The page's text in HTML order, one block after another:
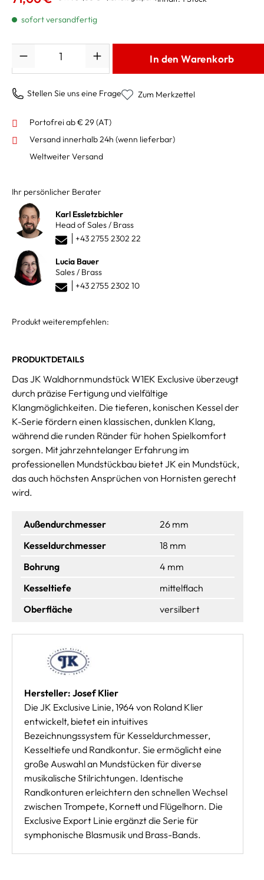
sofort versandfertig
In den Warenkorb
Stellen Sie uns eine Frage Zum Merkzettel
Portofrei ab € 29 (AT)
Versand innerhalb 24h (wenn lieferbar)
Weltweiter Versand
Ihr persönlicher Berater
Karl Essletzbichler
Head of Sales / Brass
+43 2755 2302 22
Lucia Bauer
Sales / Brass
+43 2755 2302 10
Produkt weiterempfehlen:
PRODUKTDETAILS
Das JK Waldhornmundstück W1EK Exclusive überzeugt
durch präzise Fertigung und vielfältige
Klangmöglichkeiten. Die tieferen, konischen Kessel der
K-Serie fördern einen klassischen, dunklen Klang,
während die runden Ränder für hohen Spielkomfort
sorgen. Mit jahrzehntelanger Erfahrung im
professionellen Mundstückbau bietet JK ein Mundstück,
das auch höchsten Ansprüchen von Hornisten gerecht
wird.
Außendurchmesser
26 mm
Kesseldurchmesser
18 mm
Bohrung
4 mm
Kesseltiefe
mittelflach
Oberfläche
versilbert
Hersteller: Josef Klier
Die JK Exclusive Linie, 1964 von Roland Klier
entwickelt, bietet ein intuitives
Bezeichnungssystem für Kesseldurchmesser,
Kesseltiefe und Randkontur. Sie ermöglicht eine
große Auswahl an Mundstücken für diverse
musikalische Stilrichtungen. Identische
Randkonturen erleichtern den schnellen Wechsel
zwischen Trompete, Kornett und Flügelhorn. Die
Exclusive Export Linie ergänzt die Serie für
symphonische Blasmusik und Brass-Bands.